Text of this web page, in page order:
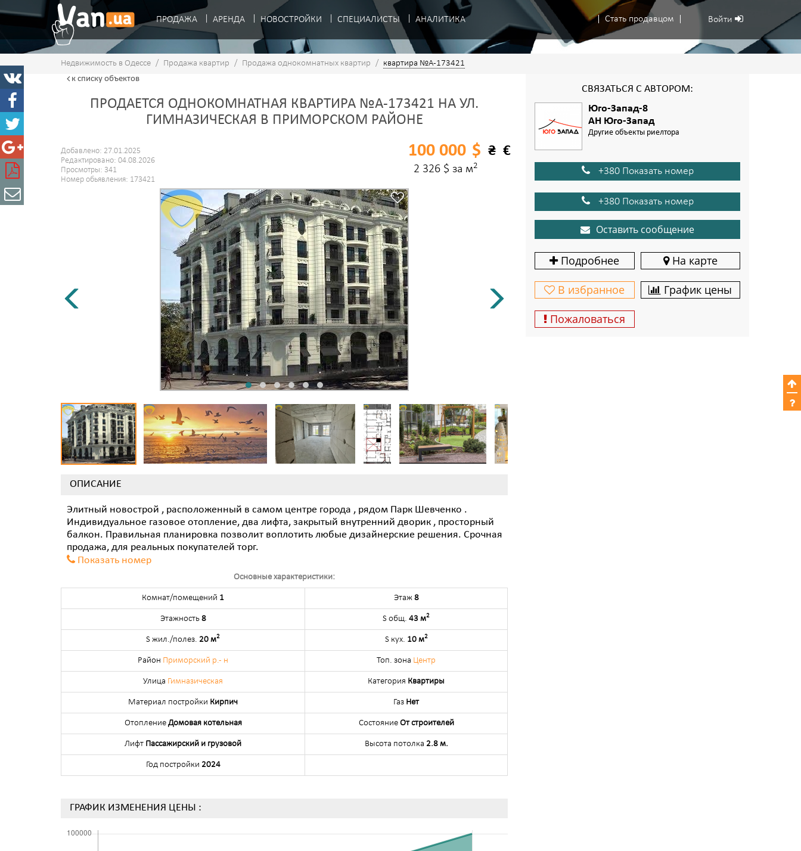
Стать продавцом Войти
ПРОДАЖА АРЕНДА НОВОСТРОЙКИ СПЕЦИАЛИСТЫ АНАЛИТИКА
Недвижимость в Одессе / Продажа квартир / Продажа однокомнатных квартир / квартира №A-173421
к спискуобъектов
ПРОДАЕТСЯ ОДНОКОМНАТНАЯ КВАРТИРА №A-173421 НА УЛ.
ГИМНАЗИЧЕСКАЯ В ПРИМОРСКОМ РАЙОНЕ
Добавлено: 27.01.2025
Редактировано: 04.08.2026
Просмотры: 341
Номер обьявления: 173421
$ ₴ €
100 000
2 326 $ за м2
ОПИСАНИЕ
Элитный новострой , расположенный в самом центре города , рядом Парк Шевченко .
Индивидуальное газовое отопление, два лифта, закрытый внутренний дворик , просторный
балкон. Правильная планировка позволит воплотить любые дизайнерские решения. Срочная
продажа, для реальных покупателей торг.
Показать номер
Основные характеристики:
Комнат/помещений 1 Этаж 8
Этажность 8 S общ. 43 м2
S жил./полез. 20 м2 S кух. 10 м2
Район Приморский р.- н Топ. зона Центр
Улица Гимназическая Категория Квартиры
Материал постройки Кирпич Газ Нет
Отопление Домовая котельная Состояние От строителей
Лифт Пассажирский и грузовой Высота потолка 2.8 м.
Год постройки 2024
ГРАФИК ИЗМЕНЕНИЯ ЦЕНЫ :
СВЯЗАТЬСЯ С АВТОРОМ:
Юго-Запад-8
АН Юго-Запад
Другие объекты риелтора
+380 Показать номер
+380 Показать номер
Оставить сообщение
Подробнее На карте
В избранное График цены
Пожаловаться